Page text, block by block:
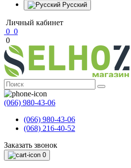
Русский
Личный кабинет
0 0
0
(066) 980-43-06
(066) 980-43-06
(068) 216-40-52
Заказать звонок
0